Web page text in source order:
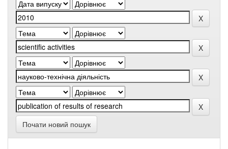
Почати новий пошук